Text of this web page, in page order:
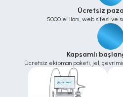
Ücretsiz
5000 el ilanı, web sitesi ve
Kapsamlı
Ücretsiz ekipman paketi, jel,